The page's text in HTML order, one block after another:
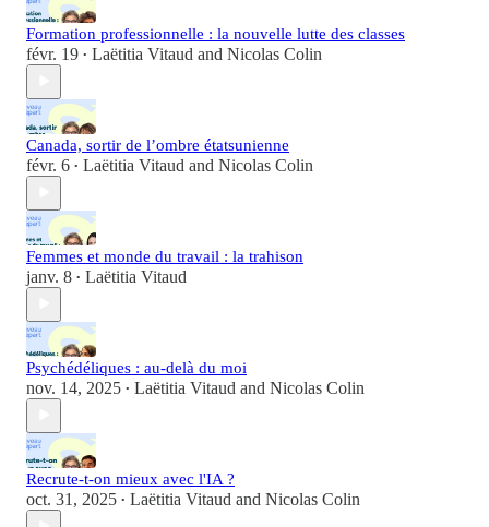
Formation professionnelle : la nouvelle lutte des classes
févr. 19 • Laëtitia Vitaud and Nicolas Colin
Canada, sortir de l’ombre étatsunienne
févr. 6 • Laëtitia Vitaud and Nicolas Colin
Femmes et monde du travail : la trahison
janv. 8 • Laëtitia Vitaud
Psychédéliques : au-delà du moi
nov. 14, 2025 • Laëtitia Vitaud and Nicolas Colin
Recrute-t-on mieux avec l'IA ?
oct. 31, 2025 • Laëtitia Vitaud and Nicolas Colin